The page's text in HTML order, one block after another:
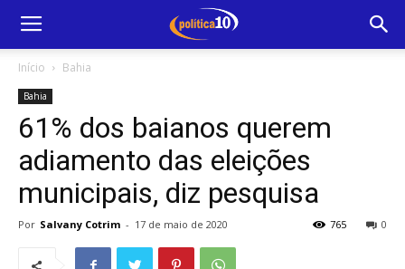
Início Bahia
Bahia
61% dos baianos querem
adiamento das eleições
municipais, diz pesquisa
Por Salvany Cotrim - 17 de maio de 2020 0
765